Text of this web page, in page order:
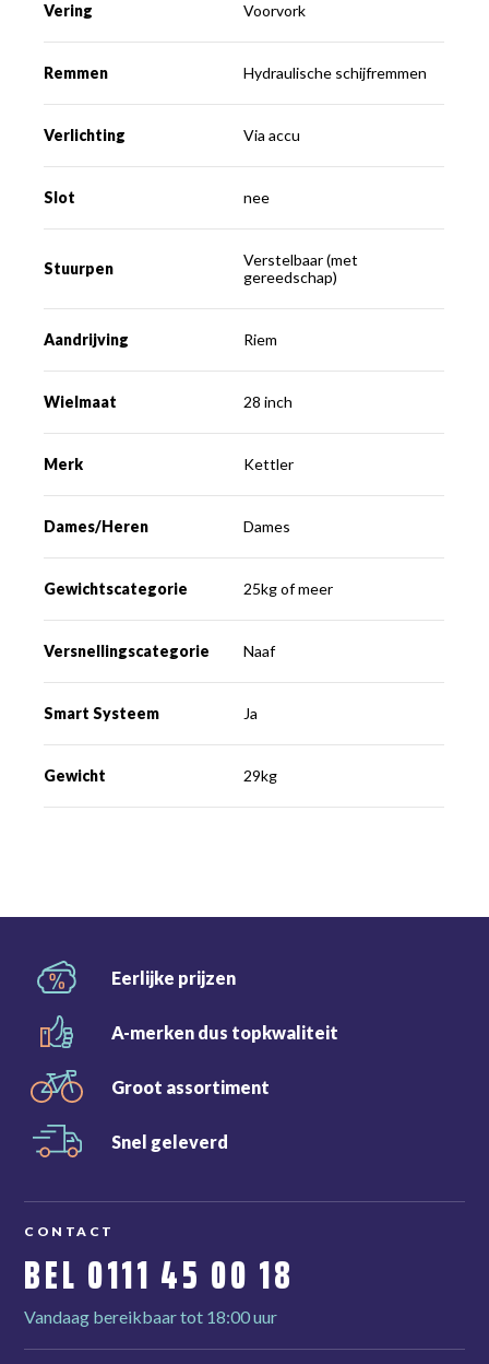
Vering Voorvork
Remmen Hydraulische schijfremmen
Verlichting Via accu
Slot nee
Stuurpen
Verstelbaar (met
gereedschap)
Aandrijving Riem
Wielmaat 28 inch
Merk Kettler
Dames/Heren Dames
Gewichtscategorie 25kg of meer
Versnellingscategorie Naaf
Smart Systeem Ja
Gewicht 29kg
Eerlijke prijzen
A-merken dus topkwaliteit
Groot assortiment
Snel geleverd
CONTACT
BEL 0111 45 00 18
Vandaag bereikbaar tot 18:00 uur